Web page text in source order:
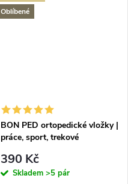
Oblíbené
BON PED ortopedické vložky |
práce, sport, trekové
390 Kč
Skladem >5 pár